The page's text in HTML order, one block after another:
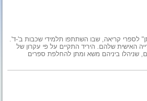
לספרי קריאה, שבו השתתפו תלמידי שכבות ב'-ד'.
האישית שלהם. היריד התקיים על פי עקרון של
ביניהם משא ומתן להחלפת ספרים